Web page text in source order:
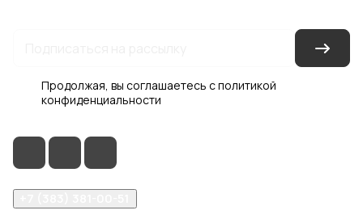
Продолжая, вы соглашаетесь сполитикой
конфиденциальности